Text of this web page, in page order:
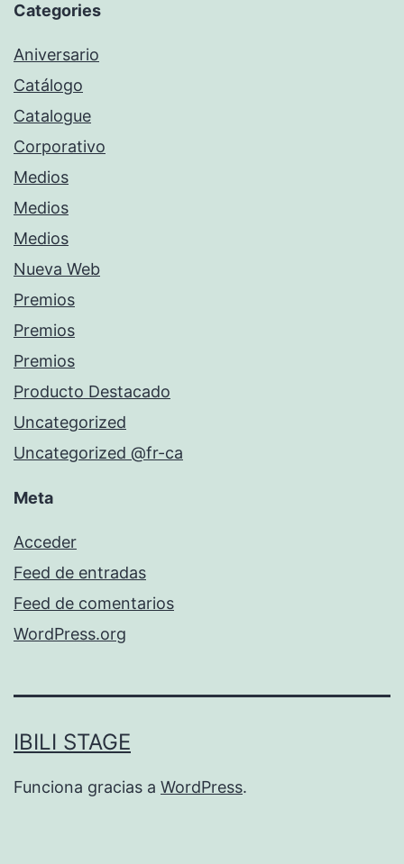
Categories
Aniversario
Catálogo
Catalogue
Corporativo
Medios
Medios
Medios
Nueva Web
Premios
Premios
Premios
Producto Destacado
Uncategorized
Uncategorized @fr-ca
Meta
Acceder
Feed de entradas
Feed de comentarios
WordPress.org
IBILI STAGE
Funciona gracias a WordPress.